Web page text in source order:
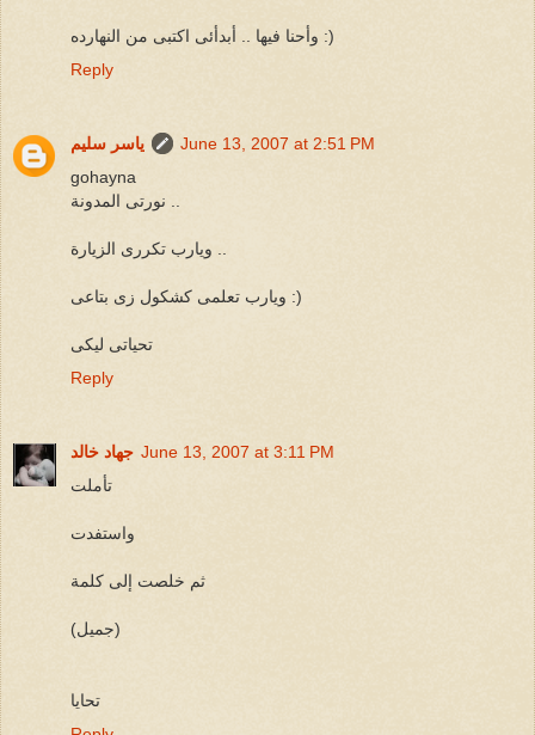
وأحنا فيها .. أبدأئى اكتبى من النهارده :)
Reply
ياسر سليم
June 13, 2007 at 2:51 PM
gohayna
نورتى المدونة ..
ويارب تكررى الزيارة ..
ويارب تعلمى كشكول زى بتاعى :)
تحياتى ليكى
Reply
جهاد خالد June 13, 2007 at 3:11 PM
تأملت
واستفدت
ثم خلصت إلى كلمة
(جميل)
تحايا